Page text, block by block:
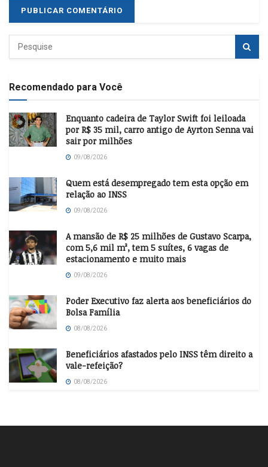
Recomendado para Você
Enquanto cadeira de Taylor Swift foi leiloada
por R$ 35 mil, carro antigo de Ayrton Senna vai
sair por milhões
09/08/2026
Quem está desempregado tem esta opção em
relação ao INSS
09/08/2026
A mansão de R$ 25 milhões de Gustavo Scarpa,
com 5,6 mil m², tem 5 suítes, 6 vagas de
estacionamento e muito mais
09/08/2026
Poder Executivo faz alerta aos beneficiários do
Bolsa Família
08/08/2026
Beneficiários afastados pelo INSS têm direito a
vale-refeição?
08/08/2026